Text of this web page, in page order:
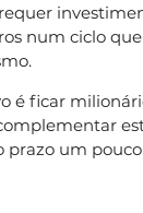
num ciclo
é ficar
prazo um